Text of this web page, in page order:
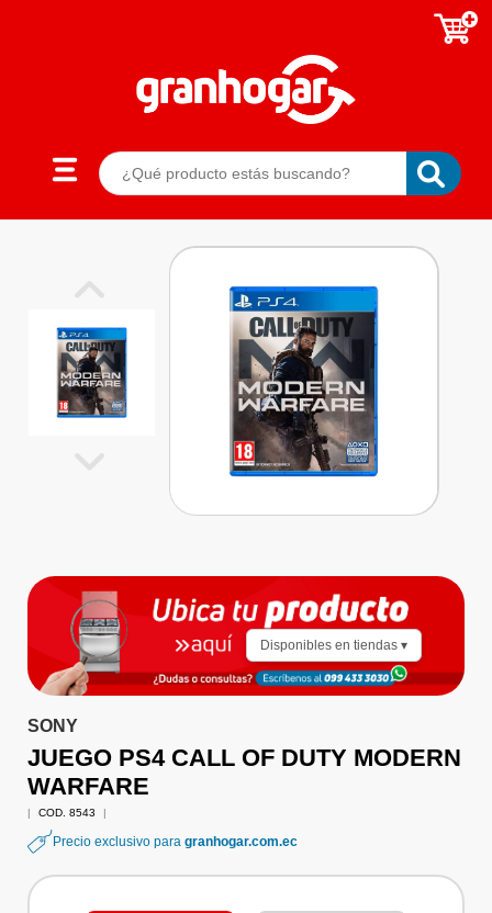
Disponibles en tiendas ▾
SONY
JUEGO PS4 CALL OF DUTY MODERN
WARFARE
| COD. 8543 |
Precio exclusivo para granhogar.com.ec